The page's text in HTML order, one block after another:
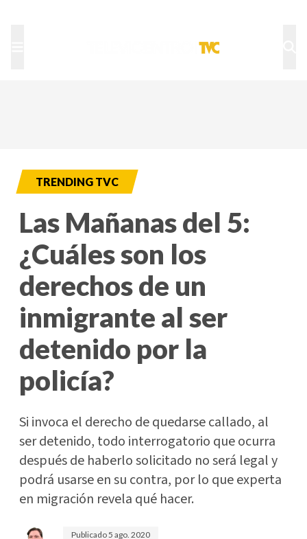
TRENDING TVC
Las Mañanas del 5:
¿Cuáles son los
derechos de un
inmigrante al ser
detenido por la
policía?
Si invoca el derecho de quedarse callado, al
ser detenido, todo interrogatorio que ocurra
después de haberlo solicitado no será legal y
podrá usarse en su contra, por lo que experta
en migración revela qué hacer.
Publicado5 ago. 2020